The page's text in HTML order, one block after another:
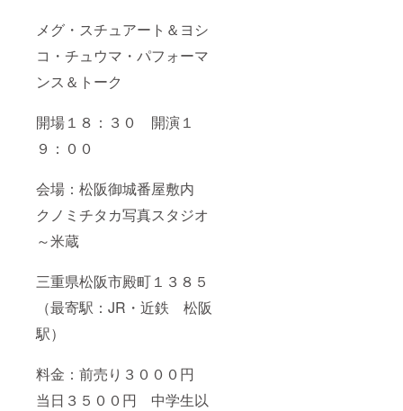
メグ・スチュアート＆ヨシ
コ・チュウマ・パフォーマ
ンス＆トーク
開場１８：３０ 開演１
９：００
会場：松阪御城番屋敷内
クノミチタカ写真スタジオ
～米蔵
三重県松阪市殿町１３８５
（最寄駅：JR・近鉄 松阪
駅）
料金：前売り３０００円
当日３５００円 中学生以